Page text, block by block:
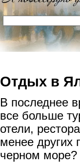
Отдых в
В последнее
все больше
отели,
менее других
черном море?